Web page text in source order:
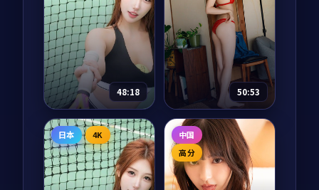
1936 年从上海到延安
的「千里护图」秘密
任务中，三个本毫不
相干的男女肩负把一
卷珍贵山河图安全送
达的责任。一路上每
一寸山河，都是被付
出过代价的故...
87,759 8.6 战争
从长安到撒马尔罕、
从骆驼到中欧班列，
十二集纪录片把两千
年的丝绸之路重新走
了一遍。每一集都从
一件文物开始，回到
正在重新连接的当
下。
69,239 9.0 剧情
48:18
海风从南来
电视剧 2025
主演：长泽雅美、阿
部宽 等
50:53
山海有归人
电视剧 2025
主演：吴京、刘亦菲
等
日本 4K
中国
高分